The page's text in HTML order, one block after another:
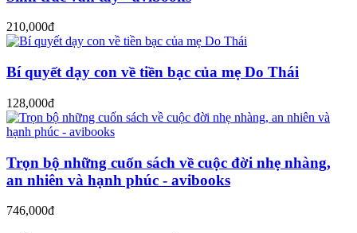
210,000đ
Bí quyết dạy con về tiền bạc của mẹ Do Thái
128,000đ
Trọn bộ những cuốn sách về cuộc đời nhẹ nhàng,
an nhiên và hạnh phúc - avibooks
746,000đ